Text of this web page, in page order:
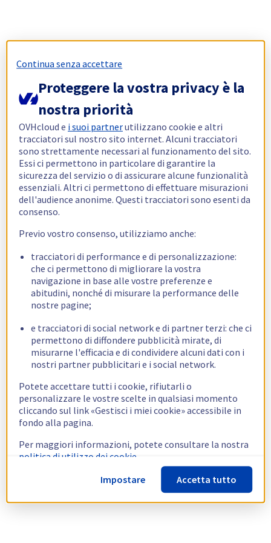
Continua senza accettare
Proteggere la vostra privacy è la
nostra priorità
OVHcloud e i suoi partnerutilizzano cookie e altri
tracciatori sul nostro sito internet. Alcuni tracciatori
sono strettamente necessari al funzionamento del sito.
Essi ci permettono in particolare di garantire la
sicurezza del servizio o di assicurare alcune funzionalità
essenziali. Altri ci permettono di effettuare misurazioni
dell'audience anonime. Questi tracciatori sono esenti da
consenso.
Previo vostro consenso, utilizziamo anche:
tracciatori di performance e di personalizzazione:
che ci permettono di migliorare la vostra
navigazione in base alle vostre preferenze e
abitudini, nonché di misurare la performance delle
nostre pagine;
e tracciatori di social network e di partner terzi: che ci
permettono di diffondere pubblicità mirate, di
misurarne l'efficacia e di condividere alcuni dati con i
nostri partner pubblicitari e i social network.
Potete accettare tutti i cookie, rifiutarli o
personalizzare le vostre scelte in qualsiasi momento
cliccando sul link «Gestisci i miei cookie» accessibile in
fondo alla pagina.
Per maggiori informazioni, potete consultare la nostra
politica di utilizzo dei cookie.
Impostare
Accetta tutto